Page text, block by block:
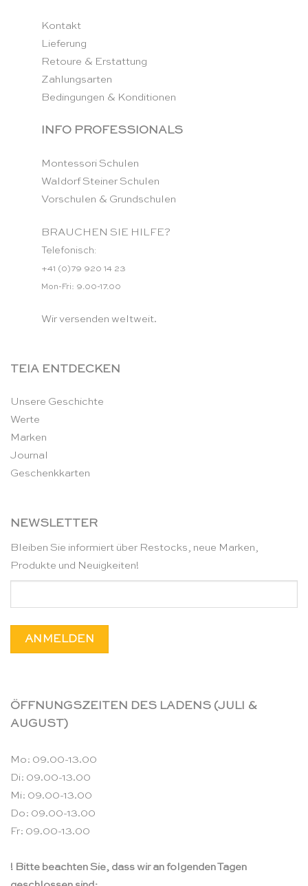
Kontakt
Lieferung
Retoure & Erstattung
Zahlungsarten
Bedingungen & Konditionen
INFO PROFESSIONALS
Montessori Schulen
Waldorf Steiner Schulen
Vorschulen & Grundschulen
BRAUCHEN SIE HILFE?
Telefonisch:
+41 (0)79 920 14 23
Mon-Fri: 9.00-17.00
Wir versenden weltweit.
TEIA ENTDECKEN
Unsere Geschichte
Werte
Marken
Journal
Geschenkkarten
NEWSLETTER
Bleiben Sie informiert über Restocks, neue Marken,
Produkte und Neuigkeiten!
ÖFFNUNGSZEITEN DES LADENS (JULI &
AUGUST)
Mo: 09.00-13.00
Di: 09.00-13.00
Mi: 09.00-13.00
Do: 09.00-13.00
Fr: 09.00-13.00
! Bitte beachten Sie, dass wir an folgenden Tagen